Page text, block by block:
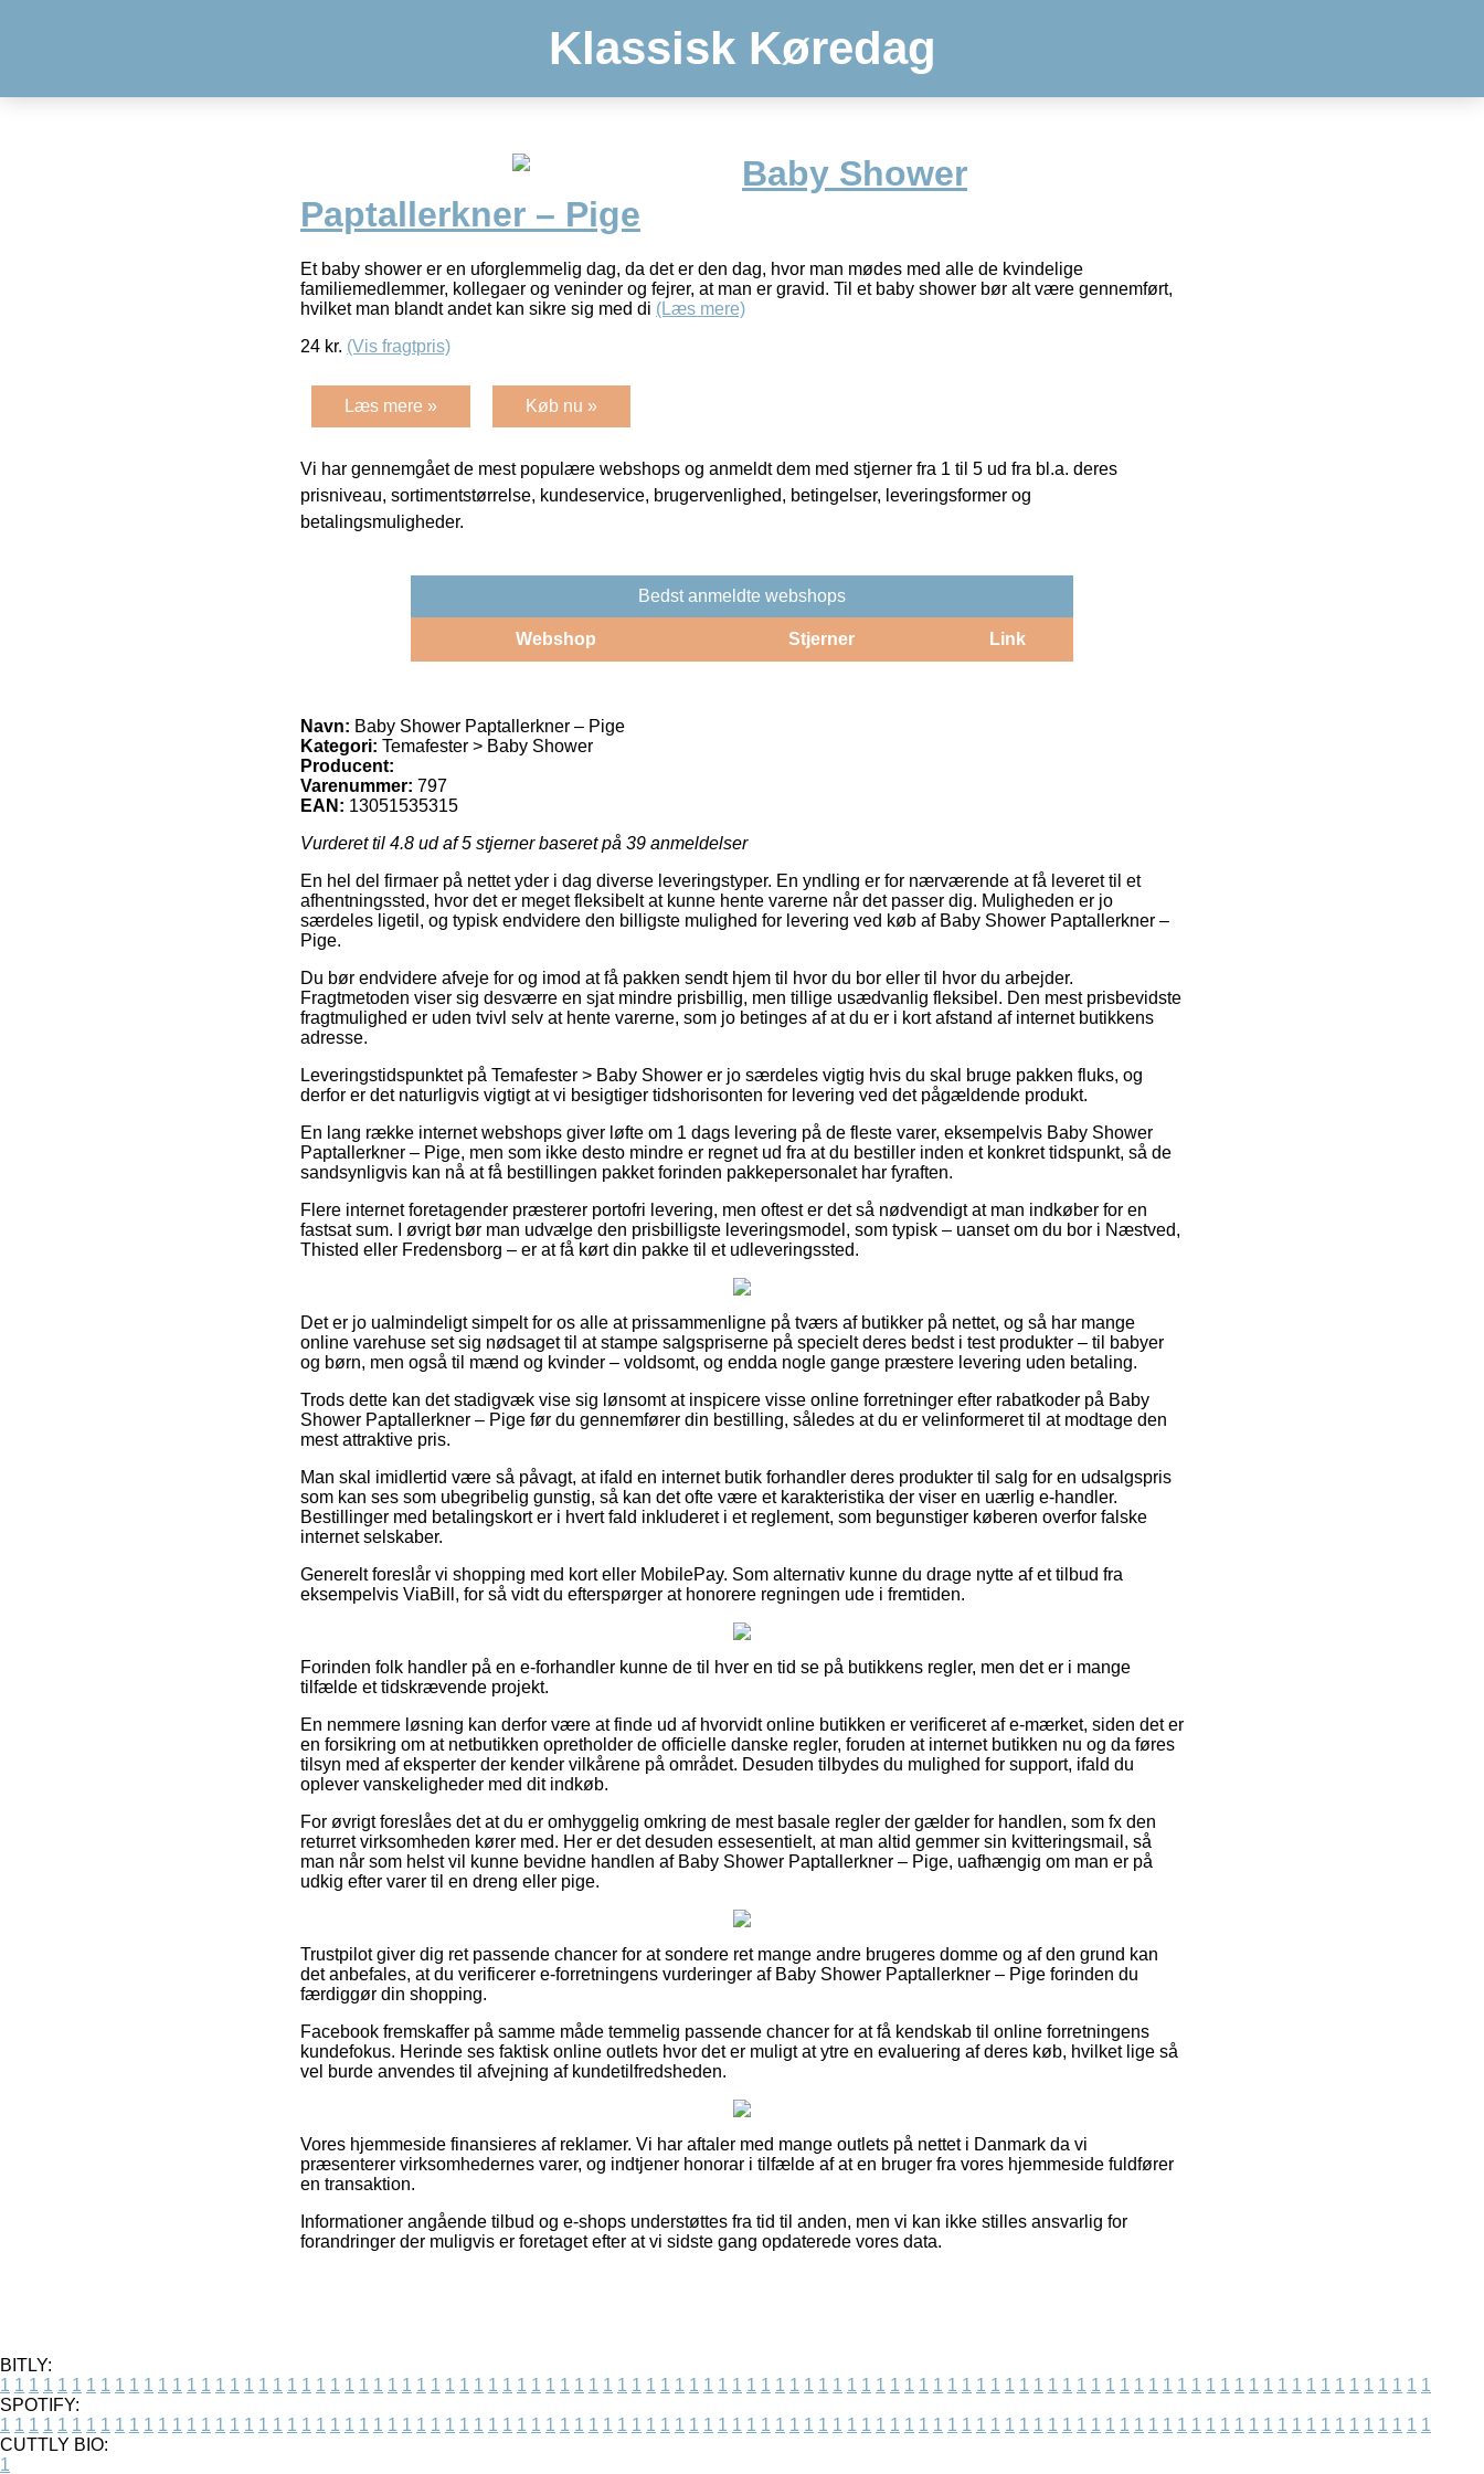
Klassisk Køredag
Baby Shower
Paptallerkner – Pige
Et baby shower er en uforglemmelig dag, da det er den dag, hvor man mødes med alle de kvindelige
familiemedlemmer, kollegaer og veninder og fejrer, at man er gravid. Til et baby shower bør alt være gennemført,
hvilket man blandt andet kan sikre sig med di (Læs mere)
24 kr. (Vis fragtpris)
Læs mere » Køb nu »
Vi har gennemgået de mest populære webshops og anmeldt dem med stjerner fra 1 til 5 ud fra bl.a. deres
prisniveau, sortimentstørrelse, kundeservice, brugervenlighed, betingelser, leveringsformer og
betalingsmuligheder.
Bedst anmeldte webshops
Webshop Stjerner Link
Navn: Baby Shower Paptallerkner – Pige
Kategori: Temafester > Baby Shower
Producent:
Varenummer: 797
EAN: 13051535315
Vurderet til 4.8 ud af 5 stjerner baseret på 39 anmeldelser
En hel del firmaer på nettet yder i dag diverse leveringstyper. En yndling er for nærværende at få leveret til et
afhentningssted, hvor det er meget fleksibelt at kunne hente varerne når det passer dig. Muligheden er jo
særdeles ligetil, og typisk endvidere den billigste mulighed for levering ved køb af Baby Shower Paptallerkner –
Pige.
Du bør endvidere afveje for og imod at få pakken sendt hjem til hvor du bor eller til hvor du arbejder.
Fragtmetoden viser sig desværre en sjat mindre prisbillig, men tillige usædvanlig fleksibel. Den mest prisbevidste
fragtmulighed er uden tvivl selv at hente varerne, som jo betinges af at du er i kort afstand af internet butikkens
adresse.
Leveringstidspunktet på Temafester > Baby Shower er jo særdeles vigtig hvis du skal bruge pakken fluks, og
derfor er det naturligvis vigtigt at vi besigtiger tidshorisonten for levering ved det pågældende produkt.
En lang række internet webshops giver løfte om 1 dags levering på de fleste varer, eksempelvis Baby Shower
Paptallerkner – Pige, men som ikke desto mindre er regnet ud fra at du bestiller inden et konkret tidspunkt, så de
sandsynligvis kan nå at få bestillingen pakket forinden pakkepersonalet har fyraften.
Flere internet foretagender præsterer portofri levering, men oftest er det så nødvendigt at man indkøber for en
fastsat sum. I øvrigt bør man udvælge den prisbilligste leveringsmodel, som typisk – uanset om du bor i Næstved,
Thisted eller Fredensborg – er at få kørt din pakke til et udleveringssted.
Det er jo ualmindeligt simpelt for os alle at prissammenligne på tværs af butikker på nettet, og så har mange
online varehuse set sig nødsaget til at stampe salgspriserne på specielt deres bedst i test produkter – til babyer
og børn, men også til mænd og kvinder – voldsomt, og endda nogle gange præstere levering uden betaling.
Trods dette kan det stadigvæk vise sig lønsomt at inspicere visse online forretninger efter rabatkoder på Baby
Shower Paptallerkner – Pige før du gennemfører din bestilling, således at du er velinformeret til at modtage den
mest attraktive pris.
Man skal imidlertid være så påvagt, at ifald en internet butik forhandler deres produkter til salg for en udsalgspris
som kan ses som ubegribelig gunstig, så kan det ofte være et karakteristika der viser en uærlig e-handler.
Bestillinger med betalingskort er i hvert fald inkluderet i et reglement, som begunstiger køberen overfor falske
internet selskaber.
Generelt foreslår vi shopping med kort eller MobilePay. Som alternativ kunne du drage nytte af et tilbud fra
eksempelvis ViaBill, for så vidt du efterspørger at honorere regningen ude i fremtiden.
Forinden folk handler på en e-forhandler kunne de til hver en tid se på butikkens regler, men det er i mange
tilfælde et tidskrævende projekt.
En nemmere løsning kan derfor være at finde ud af hvorvidt online butikken er verificeret af e-mærket, siden det er
en forsikring om at netbutikken opretholder de officielle danske regler, foruden at internet butikken nu og da føres
tilsyn med af eksperter der kender vilkårene på området. Desuden tilbydes du mulighed for support, ifald du
oplever vanskeligheder med dit indkøb.
For øvrigt foreslåes det at du er omhyggelig omkring de mest basale regler der gælder for handlen, som fx den
returret virksomheden kører med. Her er det desuden essesentielt, at man altid gemmer sin kvitteringsmail, så
man når som helst vil kunne bevidne handlen af Baby Shower Paptallerkner – Pige, uafhængig om man er på
udkig efter varer til en dreng eller pige.
Trustpilot giver dig ret passende chancer for at sondere ret mange andre brugeres domme og af den grund kan
det anbefales, at du verificerer e-forretningens vurderinger af Baby Shower Paptallerkner – Pige forinden du
færdiggør din shopping.
Facebook fremskaffer på samme måde temmelig passende chancer for at få kendskab til online forretningens
kundefokus. Herinde ses faktisk online outlets hvor det er muligt at ytre en evaluering af deres køb, hvilket lige så
vel burde anvendes til afvejning af kundetilfredsheden.
Vores hjemmeside finansieres af reklamer. Vi har aftaler med mange outlets på nettet i Danmark da vi
præsenterer virksomhedernes varer, og indtjener honorar i tilfælde af at en bruger fra vores hjemmeside fuldfører
en transaktion.
Informationer angående tilbud og e-shops understøttes fra tid til anden, men vi kan ikke stilles ansvarlig for
forandringer der muligvis er foretaget efter at vi sidste gang opdaterede vores data.
BITLY:
1 1 1 1 1 1 1 1 1 1 1 1 1 1 1 1 1 1 1 1 1 1 1 1 1 1 1 1 1 1 1 1 1 1 1 1 1 1 1 1 1 1 1 1 1 1 1 1 1 1 1 1 1 1 1 1 1 1 1 1 1 1 1 1 1 1 1 1 1 1 1 1 1 1 1 1 1 1 1 1 1 1 1 1 1 1 1 1 1 1 1 1 1 1 1 1 1 1 1 1
SPOTIFY:
1 1 1 1 1 1 1 1 1 1 1 1 1 1 1 1 1 1 1 1 1 1 1 1 1 1 1 1 1 1 1 1 1 1 1 1 1 1 1 1 1 1 1 1 1 1 1 1 1 1 1 1 1 1 1 1 1 1 1 1 1 1 1 1 1 1 1 1 1 1 1 1 1 1 1 1 1 1 1 1 1 1 1 1 1 1 1 1 1 1 1 1 1 1 1 1 1 1 1 1
CUTTLY BIO:
1